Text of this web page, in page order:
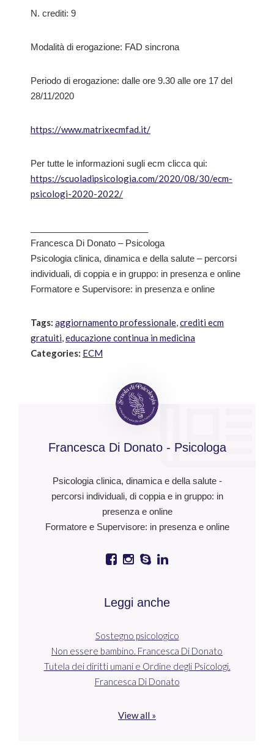
N. crediti: 9
Modalità di erogazione: FAD sincrona
Periodo di erogazione: dalle ore 9.30 alle ore 17 del
28/11/2020
https://www.matrixecmfad.it/
Per tutte le informazioni sugli ecm clicca qui:
https://scuoladipsicologia.com/2020/08/30/ecm-
psicologi-2020-2022/
Francesca Di Donato – Psicologa
Psicologia clinica, dinamica e della salute – percorsi
individuali, di coppia e in gruppo: in presenza e online
Formatore e Supervisore: in presenza e online
Tags: aggiornamento professionale,crediti ecm
gratuiti,educazione continua in medicina
Categories: ECM
Francesca Di Donato - Psicologa
Psicologia clinica, dinamica e della salute -
percorsi individuali, di coppia e in gruppo: in
presenza e online
Formatore e Supervisore: in presenza e online
Leggi anche
Sostegno psicologico
Non essere bambino. Francesca Di Donato
Tutela dei diritti umani e Ordine degli Psicologi.
Francesca Di Donato
View all »